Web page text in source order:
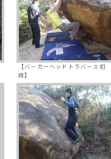
【バーカーヘッドトラバース初
段】